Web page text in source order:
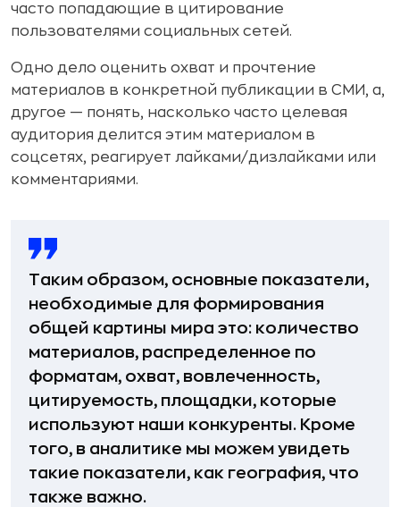
часто попадающие в цитирование
пользователями социальных сетей.
Одно дело оценить охват и прочтение
материалов в конкретной публикации в СМИ, а,
другое — понять, насколько часто целевая
аудитория делится этим материалом в
соцсетях, реагирует лайками/дизлайками или
комментариями.
Таким образом, основные показатели,
необходимые для формирования
общей картины мира это: количество
материалов, распределенное по
форматам, охват, вовлеченность,
цитируемость, площадки, которые
используют наши конкуренты. Кроме
того, в аналитике мы можем увидеть
такие показатели, как география, что
также важно.